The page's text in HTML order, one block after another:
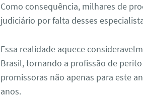
Como consequência, milhares de
judiciário por falta desses
Essa realidade aquece
Brasil, tornando a profissão de
promissoras não apenas para este
anos.